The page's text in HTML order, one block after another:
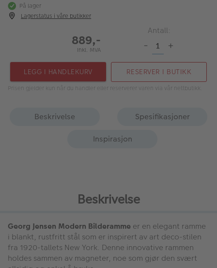
På lager
Lagerstatus i våre butikker
889,-
Inkl. MVA
Antall:
- +
LEGG I HANDLEKURV RESERVER I BUTIKK
Prisen gjelder kun når du handler eller reserverer varen via vår nettbutikk.
Beskrivelse
Spesifikasjoner
Inspirasjon
Beskrivelse
Georg Jensen Modern Bilderamme er en elegant ramme
i blankt, rustfritt stål som er inspirert av art deco-stilen
fra 1920-tallets New York. Denne innovative rammen
holdes sammen av magneter, noe som gjør den svært